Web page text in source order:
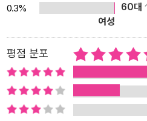
겪게 된다면 의기소침해지고 작아질
습이기도 하다. 이 책에는 엉망진창
>의 주인공 유정이는 길을 잘 못 찾
역에 포함되면서 아파트 단지로 이
을 따라 학교에 다니는 처지이다. 그
에 유정이는 혼자 집을 찾아가야 하는 난관에 놓
0.3%
60대
여성
평점 분포